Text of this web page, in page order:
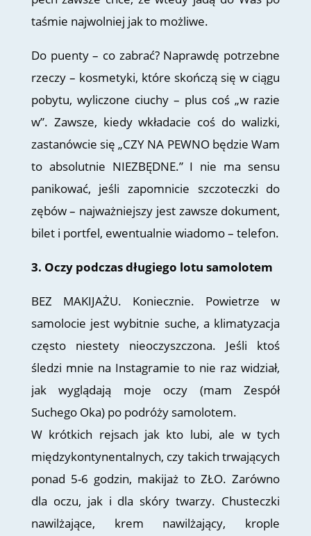
taśmie najwolniej jak to możliwe.
Do puenty – co zabrać? Naprawdę potrzebne
rzeczy – kosmetyki, które skończą się w ciągu
pobytu, wyliczone ciuchy – plus coś „w razie
w”. Zawsze, kiedy wkładacie coś do walizki,
zastanówcie się „CZY NA PEWNO będzie Wam
to absolutnie NIEZBĘDNE.” I nie ma sensu
panikować, jeśli zapomnicie szczoteczki do
zębów – najważniejszy jest zawsze dokument,
bilet i portfel, ewentualnie wiadomo – telefon.
3. Oczy podczas długiego lotu samolotem
BEZ MAKIJAŻU. Koniecznie. Powietrze w
samolocie jest wybitnie suche, a klimatyzacja
często niestety nieoczyszczona. Jeśli ktoś
śledzi mnie na Instagramie to nie raz widział,
jak wyglądają moje oczy (mam Zespół
Suchego Oka) po podróży samolotem.
W krótkich rejsach jak kto lubi, ale w tych
międzykontynentalnych, czy takich trwających
ponad 5-6 godzin, makijaż to ZŁO. Zarówno
dla oczu, jak i dla skóry twarzy. Chusteczki
nawilżające, krem nawilżający, krople